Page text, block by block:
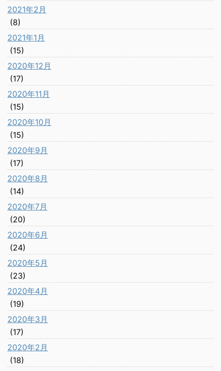
2021年2月
(8)
2021年1月
(15)
2020年12月
(17)
2020年11月
(15)
2020年10月
(15)
2020年9月
(17)
2020年8月
(14)
2020年7月
(20)
2020年6月
(24)
2020年5月
(23)
2020年4月
(19)
2020年3月
(17)
2020年2月
(18)